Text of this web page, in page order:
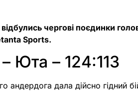
чергові поєдинки
Sports.
Юта – 124:113
андердога дала дійсно гідний